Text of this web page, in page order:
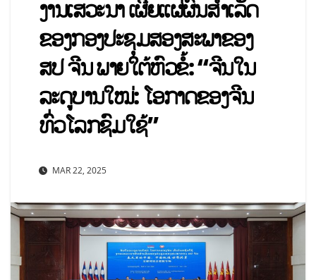
ງານເສວະນາ ເຜີຍແຜ່ຜົນສຳເລັດ
ຂອງກອງປະຊຸມສອງສະພາຂອງ
ສປ ຈີນ ພາຍໃຕ້ຫົວຂໍ້: “ຈີນໃນ
ລະດູບານໃໝ່: ໂອກາດຂອງຈີນ
ທົ່ວໂລກຊົມໃຊ້”
MAR 22, 2025